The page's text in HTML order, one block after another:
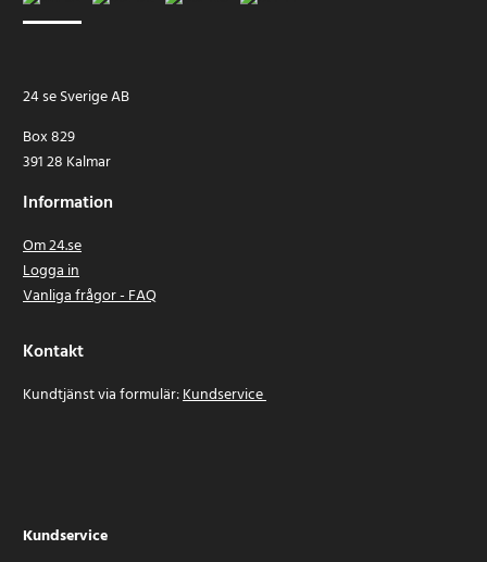
24 se Sverige AB
Box 829
391 28 Kalmar
Information
Om 24.se
Logga in
Vanliga frågor - FAQ
Kontakt
Kundtjänst via formulär:Kundservice
Kundservice